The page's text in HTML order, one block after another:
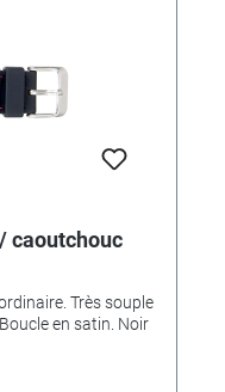
caoutchouc
Très souple
et résistant. Gaufrage du reptile. Boucle en satin. Noir